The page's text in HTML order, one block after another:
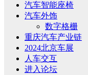
汽车智能座椅
汽车外饰
数字格栅
重庆汽车产业链
2024北京车展
人车交互
进入论坛